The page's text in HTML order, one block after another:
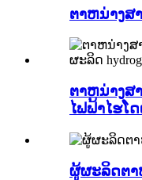
ຕາຫນ່າງສ
ຕາຫນ່າງສ
ໄຟຟ້າໄຮໂດ
ຜູ້ຜະລິດຕາ